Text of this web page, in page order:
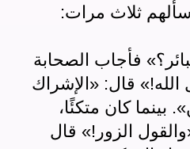
ثلاث مرات:
فأجاب الصحابة
قال: «الإشراك
بينما كان متكئًا،
الزور!» قال